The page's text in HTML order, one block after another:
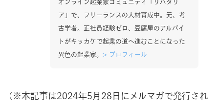
オンライン起業家コミュニティ「リバタリ
ア」で、フリーランスの人材育成中。 元、考
古学者。正社員経験ゼロ、豆腐屋のアルバイ
トがキッカケで起業の道へ進むことになった
異色の起業家。 > プロフィール
(※本記事は2024年5月28日にメルマガで発行され